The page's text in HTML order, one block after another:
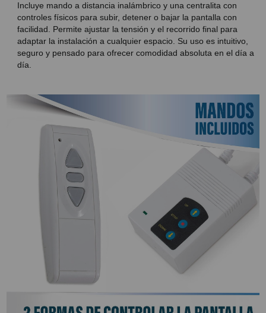
Incluye mando a distancia inalámbrico y una centralita con
controles físicos para subir, detener o bajar la pantalla con
facilidad. Permite ajustar la tensión y el recorrido final para
adaptar la instalación a cualquier espacio. Su uso es intuitivo,
seguro y pensado para ofrecer comodidad absoluta en el día a
día.